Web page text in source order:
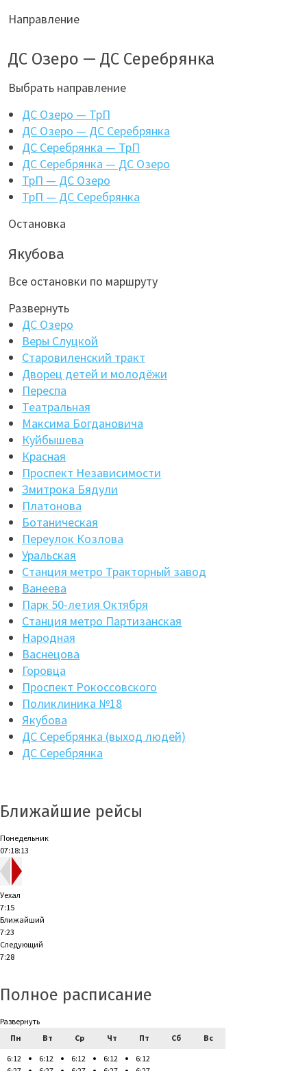
Направление
ДС Озеро — ДС Серебрянка
Выбрать направление
ДС Озеро — ТрП
ДС Озеро — ДС Серебрянка
ДС Серебрянка — ТрП
ДС Серебрянка — ДС Озеро
ТрП — ДС Озеро
ТрП — ДС Серебрянка
Остановка
Якубова
Все остановки по маршруту
Развернуть
ДС Озеро
Веры Слуцкой
Старовиленский тракт
Дворец детей и молодёжи
Переспа
Театральная
Максима Богдановича
Куйбышева
Красная
Проспект Независимости
Змитрока Бядули
Платонова
Ботаническая
Переулок Козлова
Уральская
Станция метро Тракторный завод
Ванеева
Парк 50-летия Октября
Станция метро Партизанская
Народная
Васнецова
Горовца
Проспект Рокоссовского
Поликлиника №18
Якубова
ДС Серебрянка (выход людей)
ДС Серебрянка
Ближайшие рейсы
Понедельник
07:18:14
Уехал
7:15
Ближайший
7:23
Следующий
7:28
Полное расписание
Развернуть
Пн
Вт Ср Чт Пт Сб
Вс
6:12
6:12
6:12
6:12
6:12